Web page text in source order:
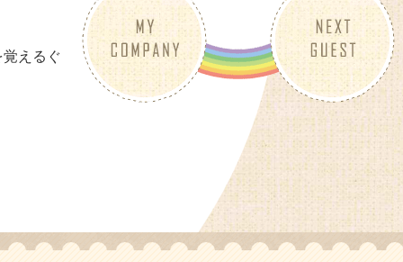
えるぐ